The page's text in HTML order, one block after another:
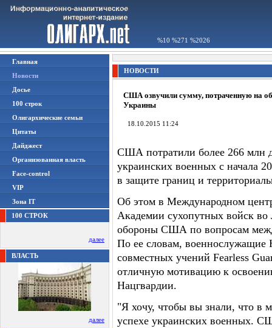
%10 %271 %2026
Главная
Новости
Досье
100 строк
Олигархические семьи
Цитаты
Дайджест
Организованная власть
Face-control
VIP
Зона IT
100 СТРОК
далее
ВЛАСТЬ
далее
НОВОСТИ
США озвучили сумму, потраченную на
Украины
18.10.2015 11:24
США потратили более 266 млн
украинских военных с начала
в защите границ и
Об этом в Международном
Академии сухопутных войск
обороны США по вопросам
По ее словам, военнослужащие
совместных учений Fearless
отличную мотивацию к
Нацгвардии.
"Я хочу, чтобы вы знали, что в
успехе украинских военных.